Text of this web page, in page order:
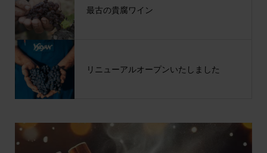
最古の貴腐ワイン
リニューアルオープンいたしました